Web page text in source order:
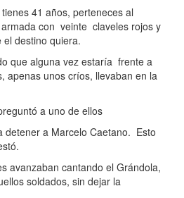
41 años, perteneces al
con veinte claveles rojos y
destino quiera.
que alguna vez estaría frente a
apenas unos críos, llevaban en la
a uno de ellos
detener a Marcelo Caetano. Esto
avanzaban cantando el Grándola,
soldados, sin dejar la